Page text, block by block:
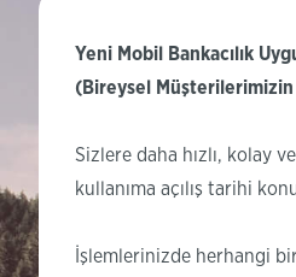
Yeni Mobil Bankacılık
(Bireysel
Sizlere daha hızlı, kolay
kullanıma açılış tarihi
İşlemlerinizde herhangi